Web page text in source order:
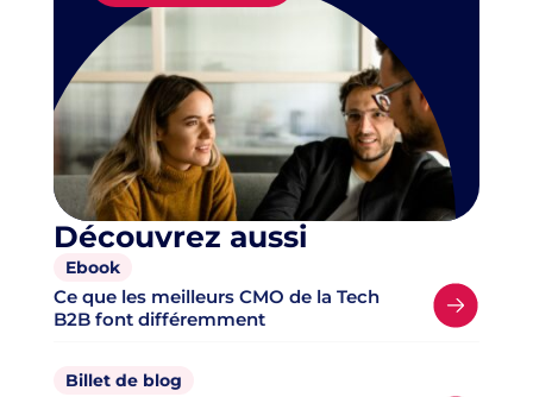
Découvrez aussi
Ebook
Ce que les meilleurs CMO de la Tech
B2B font différemment
Billet de blog